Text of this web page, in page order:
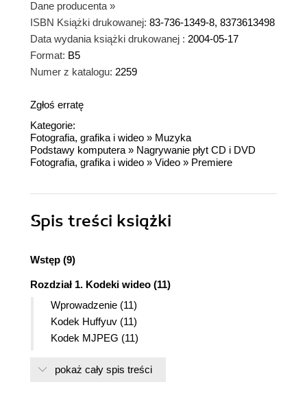
Dane producenta »
ISBN Książki drukowanej: 83-736-1349-8, 8373613498
Data wydania książki drukowanej : 2004-05-17
Format: B5
Numer z katalogu: 2259
Zgłoś erratę
Kategorie:
Fotografia, grafika i wideo » Muzyka
Podstawy komputera» Nagrywanie płyt CD i DVD
Fotografia, grafika i wideo » Video » Premiere
Spis treści książki
Wstęp (9)
Rozdział 1. Kodeki wideo (11)
Wprowadzenie (11)
Kodek Huffyuv (11)
Kodek MJPEG (11)
Kodek DivX ;) (13)
pokaż cały spis treści